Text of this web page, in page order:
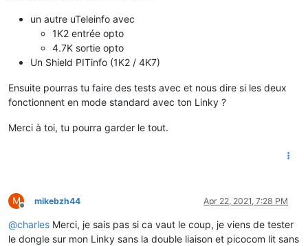
un autre uTeleinfo avec
1K2 entrée opto
4.7K sortie opto
Un Shield PITinfo (1K2 / 4K7)
Ensuite pourras tu faire des tests avec et nous dire si les deux
fonctionnent en mode standard avec ton Linky ?
Merci à toi, tu pourra garder le tout.
M
Offline
mikebzh44 Apr 22, 2021, 7:28 PM
@charles Merci, je sais pas si ca vaut le coup, je viens de tester
le dongle sur mon Linky sans la double liaison et picocom lit sans